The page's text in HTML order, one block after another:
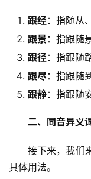
跟经：指随从
跟景 ：指跟随
跟径：指跟随
跟尽：指跟随
跟静：指跟随
二、同音异义
接下来，我们来
具体用法。